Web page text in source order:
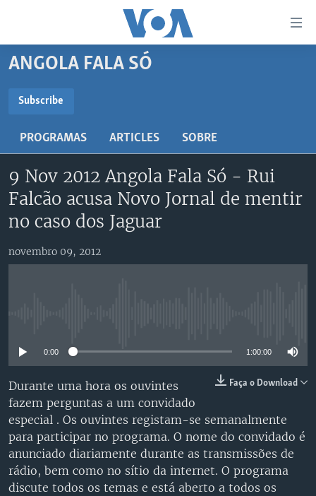
Acesso
para
Navegação
principal
para
Pesquisa
ANGOLA
GUINÉ-BISSAU
ÁFRICA E MUNDO
BRASIL
DOSSIERS ESPECIAIS
AFRICA AGORA
VÍDEOS
VOA60 ÁFRICA
VOA 60 CLIMA
VOA60 MUNDO
ÁUDIO
ENTRETENIMENTO
ANGOLA FALA SÓ
Subscribe
PROGRAMAS ARTICLES SOBRE
9 Nov 2012 Angola Fala Só - Rui
Falcão acusa Novo Jornal de mentir
no caso dos Jaguar
novembro 09, 2012
0:00 1:00:00
Faça o Download
Durante uma hora os ouvintes
fazem perguntas a um convidado
especial . Os ouvintes registam-se semanalmente
para participar no programa. O nome do convidado é
anunciado diariamente durante as transmissões de
rádio, bem como no sítio da internet. O programa
discute todos os temas e está aberto a todos os